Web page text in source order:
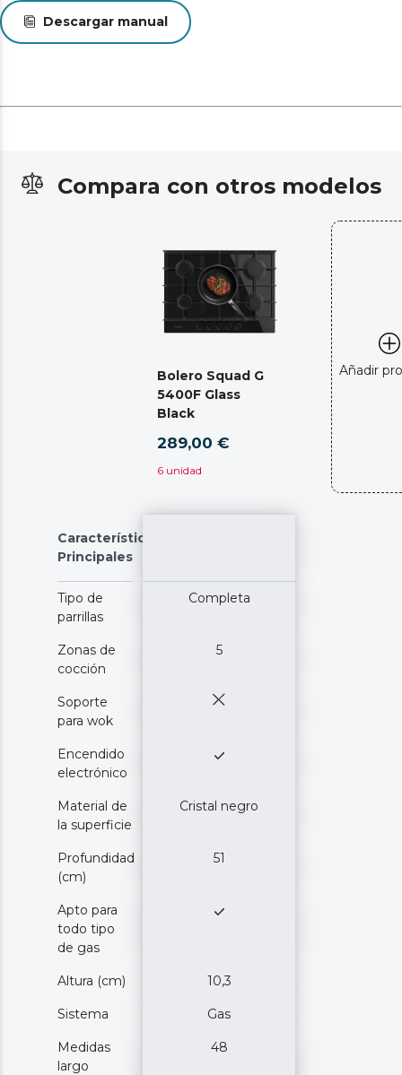
Descargar manual
Compara con otros modelos
Bolero Squad G
5400F Glass
Black
289,00 €
6 unidad
Añadir
Características
Principales
Tipo de
parrillas
Completa
Zonas de
cocción
5
Soporte
para wok
Encendido
electrónico
Material de
la superficie
Cristal negro
Profundidad
(cm)
51
Apto para
todo tipo
de gas
Altura (cm) 10,3
Sistema Gas
Medidas
largo
48